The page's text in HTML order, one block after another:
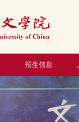
招生信息